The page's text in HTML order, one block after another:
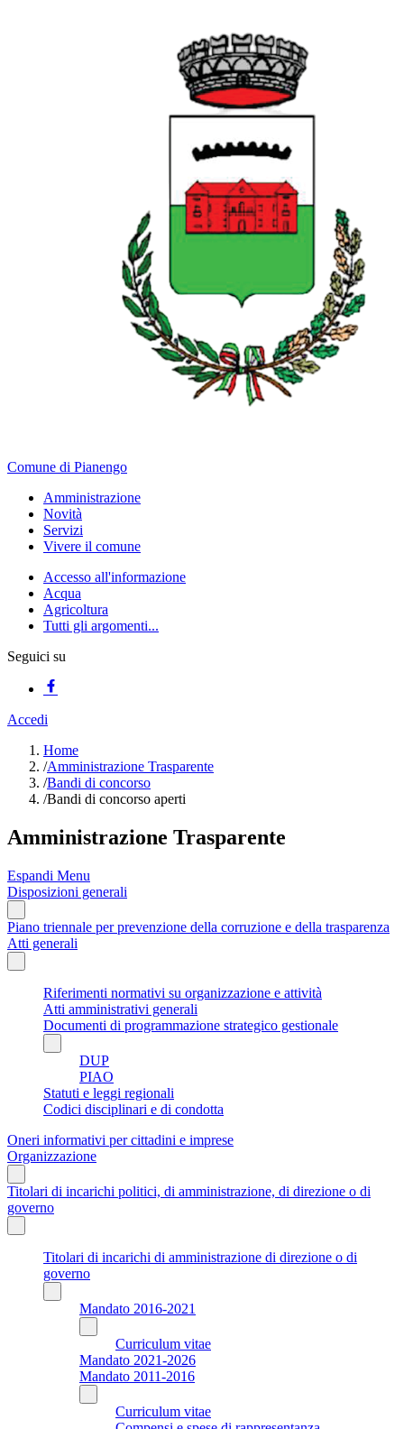
Comune di Pianengo
Amministrazione
Novità
Servizi
Vivere il comune
Accesso all'informazione
Acqua
Agricoltura
Tutti gli argomenti...
Seguici su
Accedi
Home
/Amministrazione Trasparente
/Bandi di concorso
/Bandi di concorso aperti
Amministrazione Trasparente
Espandi Menu
Disposizioni generali
Piano triennale per prevenzione della corruzione e della trasparenza
Atti generali
Riferimenti normativi su organizzazione e attività
Atti amministrativi generali
Documenti di programmazione strategico gestionale
DUP
PIAO
Statuti e leggi regionali
Codici disciplinari e di condotta
Oneri informativi per cittadini e imprese
Organizzazione
Titolari di incarichi politici, di amministrazione, di direzione o di
governo
Titolari di incarichi di amministrazione di direzione o di
governo
Mandato 2016-2021
Curriculum vitae
Mandato 2021-2026
Mandato 2011-2016
Curriculum vitae